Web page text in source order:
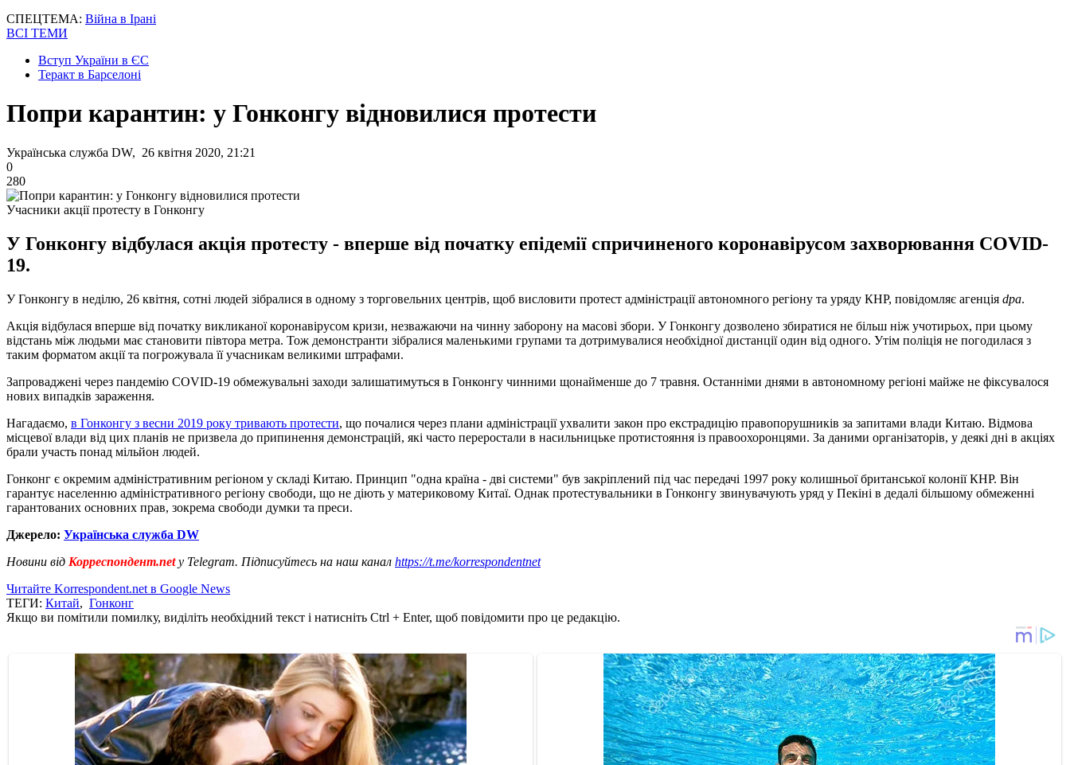
СПЕЦТЕМА: Війна в Ірані
ВСІ ТЕМИ
Вступ України в ЄС
Теракт в Барселоні
Попри карантин: у Гонконгу відновилися протести
Українська служба DW, 26 квітня 2020, 21:21
0
280
Учасники акції протесту в Гонконгу
У Гонконгу відбулася акція протесту - вперше від початку епідемії спричиненого коронавірусом захворювання COVID-
19.
У Гонконгу в неділю, 26 квітня, сотні людей зібралися в одному з торговельних центрів, щоб висловити протест адміністрації автономного регіону та уряду КНР, повідомляє агенція dpa.
Акція відбулася вперше від початку викликаної коронавірусом кризи, незважаючи на чинну заборону на масові збори. У Гонконгу дозволено збиратися не більш ніж учотирьох, при цьому
відстань між людьми має становити півтора метра. Тож демонстранти зібралися маленькими групами та дотримувалися необхідної дистанції один від одного. Утім поліція не погодилася з
таким форматом акції та погрожувала її учасникам великими штрафами.
Запроваджені через пандемію COVID-19 обмежувальні заходи залишатимуться в Гонконгу чинними щонайменше до 7 травня. Останніми днями в автономному регіоні майже не фіксувалося
нових випадків зараження.
Нагадаємо, в Гонконгу з весни 2019 року тривають протести, що почалися через плани адміністрації ухвалити закон про екстрадицію правопорушників за запитами влади Китаю. Відмова
місцевої влади від цих планів не призвела до припинення демонстрацій, які часто переростали в насильницьке протистояння із правоохоронцями. За даними організаторів, у деякі дні в акціях
брали участь понад мільйон людей.
Гонконг є окремим адміністративним регіоном у складі Китаю. Принцип "одна країна - дві системи" був закріплений під час передачі 1997 року колишньої британської колонії КНР. Він
гарантує населенню адміністративного регіону свободи, що не діють у материковому Китаї. Однак протестувальники в Гонконгу звинувачують уряд у Пекіні в дедалі більшому обмеженні
гарантованих основних прав, зокрема свободи думки та преси.
Джерело: Українська служба DW
Новини від Корреспондент.netу Telegram. Підписуйтесь на наш канал https://t.me/korrespondentnet
Читайте Korrespondent.net в Google News
ТЕГИ: Китай, Гонконг
Якщо ви помітили помилку, виділіть необхідний текст і натисніть Ctrl + Enter, щоб повідомити про це редакцію.